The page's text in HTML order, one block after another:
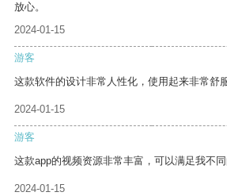
放心。
2024-01-15
游客
这款软件的设计非常人性化，使用起来非常舒服
2024-01-15
游客
这款app的视频资源非常丰富，可以满足我不同
2024-01-15